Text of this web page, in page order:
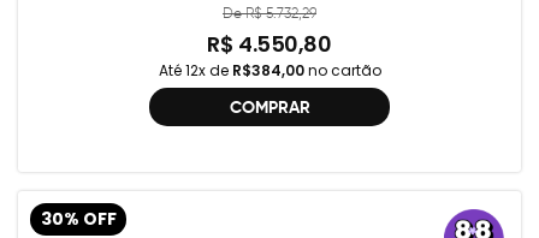
One , 2ª geração
De R$ 5.732,29
R$ 4.550,80
Até 12x de R$384,00no cartão
COMPRAR
30% OFF